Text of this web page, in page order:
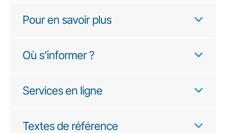
Pour en savoir plus
Où s’informer ?
Services en ligne
Textes de référence